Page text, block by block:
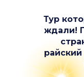
Тур
ждали!